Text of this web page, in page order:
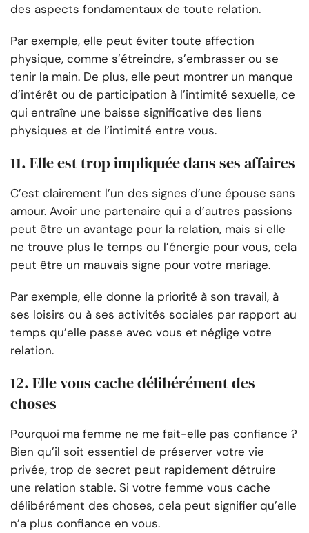
des aspects fondamentaux de toute relation.
Par exemple, elle peut éviter toute affection
physique, comme s’étreindre, s’embrasser ou se
tenir la main. De plus, elle peut montrer un manque
d’intérêt ou de participation à l’intimité sexuelle, ce
qui entraîne une baisse significative des liens
physiques et de l’intimité entre vous.
11. Elle est trop impliquée dans ses affaires
C’est clairement l’un des signes d’une épouse sans
amour. Avoir une partenaire qui a d’autres passions
peut être un avantage pour la relation, mais si elle
ne trouve plus le temps ou l’énergie pour vous, cela
peut être un mauvais signe pour votre mariage.
Par exemple, elle donne la priorité à son travail, à
ses loisirs ou à ses activités sociales par rapport au
temps qu’elle passe avec vous et néglige votre
relation.
12. Elle vous cache délibérément des
choses
Pourquoi ma femme ne me fait-elle pas confiance ?
Bien qu’il soit essentiel de préserver votre vie
privée, trop de secret peut rapidement détruire
une relation stable. Si votre femme vous cache
délibérément des choses, cela peut signifier qu’elle
n’a plus confiance en vous.